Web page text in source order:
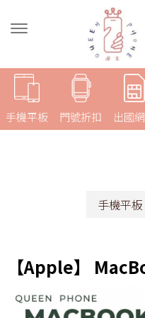
手機平板 門號折扣 出國
手機平板
【Apple】